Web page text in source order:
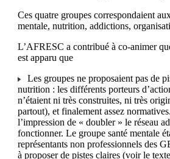
Ces quatre groupes correspondaient
mentale, nutrition, addictions,
L’AFRESC a contribué à co-animer
est apparu que
Les groupes ne proposaient pas de
nutrition : les différents porteurs
n’étaient ni très construites, ni très
partout), et finalement assez
l’impression de « doubler » le réseau
fonctionner. Le groupe santé mentale
représentants non professionnels des
à proposer de pistes claires (voir le